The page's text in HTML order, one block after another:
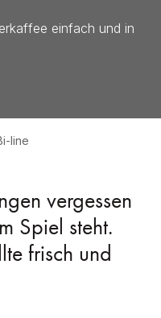
line
einfach und in
vergessen
Spiel steht.
frisch und